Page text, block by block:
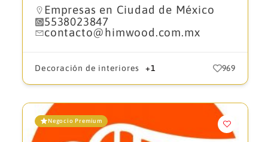
Empresas en Ciudad de México
5538023847
contacto@himwood.com.mx
Decoración de interiores +1 969
Negocio Premium